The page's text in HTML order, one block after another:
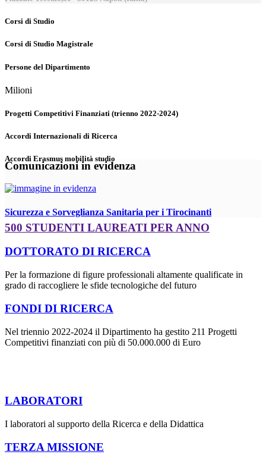
Corsi di Studio
Corsi di Studio Magistrale
Persone del Dipartimento
Milioni
Progetti Competitivi Finanziati (trienno 2022-2024)
Accordi Internazionali di Ricerca
Accordi Erasmus mobilità studio
Comunicazioni in evidenza
Sicurezza e Sorveglianza Sanitaria per i Tirocinanti
500 STUDENTI LAUREATI PER ANNO
DOTTORATO DI RICERCA
Per la formazione di figure professionali altamente qualificate in
grado di raccogliere le sfide tecnologiche del futuro
FONDI DI RICERCA
Nel triennio 2022-2024 il Dipartimento ha gestito 211 Progetti
Competitivi finanziati con più di 50.000.000 di Euro
LABORATORI
I laboratori al supporto della Ricerca e della Didattica
TERZA MISSIONE